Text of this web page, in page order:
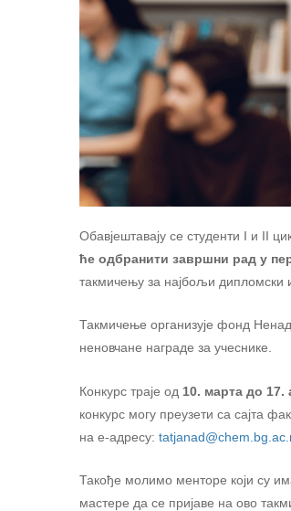
Обавјештавају се студенти I и II
ће одбранити завршни рад у
такмичењу за најбољи дипломски
Такмичење организује фонд
неновчане награде за учеснике.
Конкурс траје од 10. марта до 17.
конкурс могу преузети са сајта
на е-адресу:
Такође молимо менторе који су
мастере да се пријаве на ово